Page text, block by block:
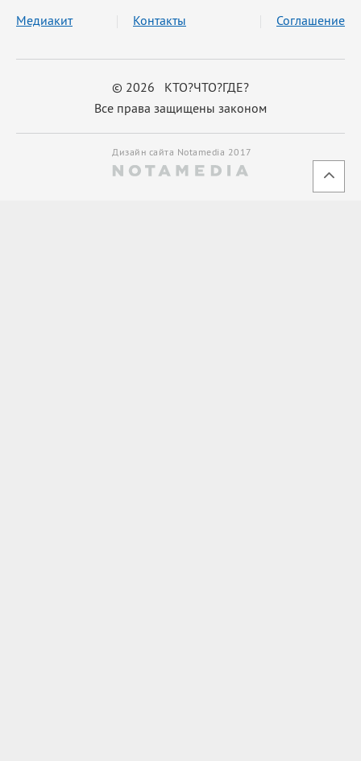
© 2026 КТО?ЧТО?ГДЕ?
Все права защищены законом
Медиакит Контакты Соглашение
Дизайн сайта Notamedia 2017